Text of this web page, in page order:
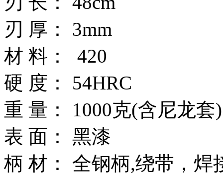
刃 厚： 3mm
材 料： 420
硬 度： 54HRC
重 量： 1000克(含尼龙
表 面： 黑漆
柄 材： 全钢柄,绕带，